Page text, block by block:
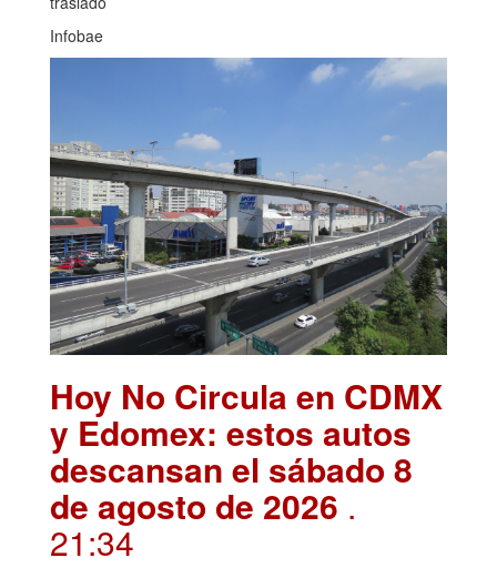
Infobae
Hoy No Circula en CDMX
y Edomex: estos autos
descansan el sábado 8
de agosto de 2026 .
21:34